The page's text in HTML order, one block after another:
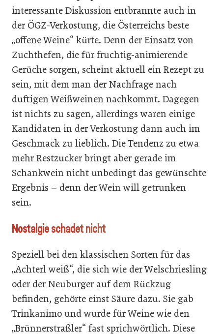
interessante Diskussion entbrannte auch in
der ÖGZ-Verkostung, die Österreichs beste
„offene Weine“ kürte. Denn der Einsatz von
Zuchthefen, die für fruchtig-animierende
Gerüche sorgen, scheint aktuell ein Rezept zu
sein, mit dem man der Nachfrage nach
duftigen Weißweinen nachkommt. Dagegen
ist nichts zu sagen, allerdings waren einige
Kandidaten in der Verkostung dann auch im
Geschmack zu lieblich. Die Tendenz zu etwa
mehr Restzucker bringt aber gerade im
Schankwein nicht unbedingt das gewünschte
Ergebnis – denn der Wein will getrunken
sein.
Nostalgie schadet nicht
Speziell bei den klassischen Sorten für das
„Achterl weiß“, die sich wie der Welschriesling
oder der Neuburger auf dem Rückzug
befinden, gehörte einst Säure dazu. Sie gab
Trinkanimo und wurde für Weine wie den
„Brünnerstraßler“ fast sprichwörtlich. Diese